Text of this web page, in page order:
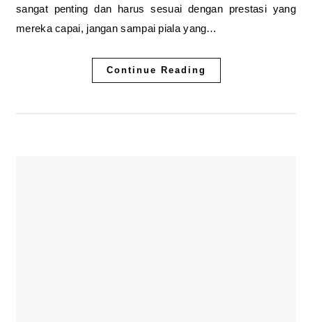
sangat penting dan harus sesuai dengan prestasi yang
mereka capai, jangan sampai piala yang…
Continue Reading